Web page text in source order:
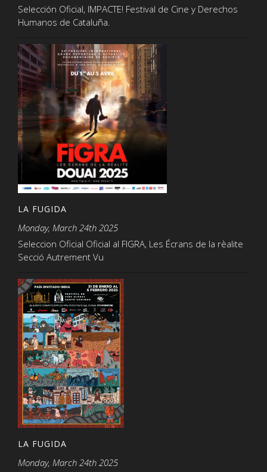
Selección Oficial, IMPACTE! Festival de Cine y Derechos
Humanos de Cataluña.
LA FUGIDA
Monday, March 24th 2025
Seleccion Oficial Oficial al FIGRA, Les Écrans de la rèalite
Secció Autrement Vu
LA FUGIDA
Monday, March 24th 2025